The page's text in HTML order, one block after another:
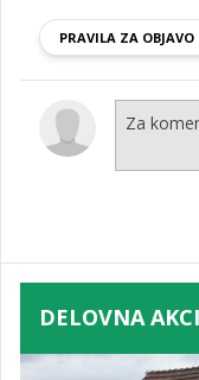
PRAVILA ZA OBJAVO
DELOVNA